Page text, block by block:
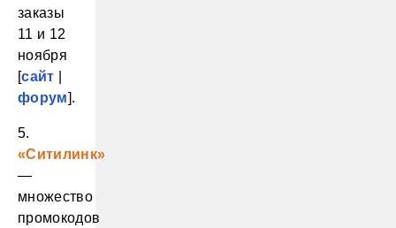
заказы
11 и 12
ноября
[сайт
форум].
5.
«Ситилинк»
—
множество
промокодов